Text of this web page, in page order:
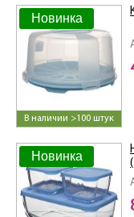
Новинка
В наличии >100 штук
Новинка